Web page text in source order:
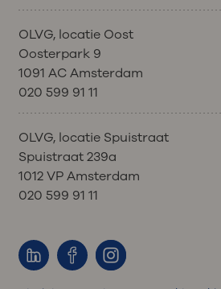
OLVG, locatie Oost
Oosterpark 9
1091 AC Amsterdam
020 599 91 11
OLVG, locatie Spuistraat
Spuistraat 239a
1012 VP Amsterdam
020 599 91 11